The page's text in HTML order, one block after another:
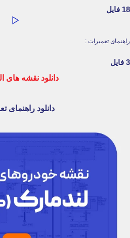
18 فایل
راهنمای تعمیرات :
3 فایل
دانلود نقشه های
دانلود راهنمای